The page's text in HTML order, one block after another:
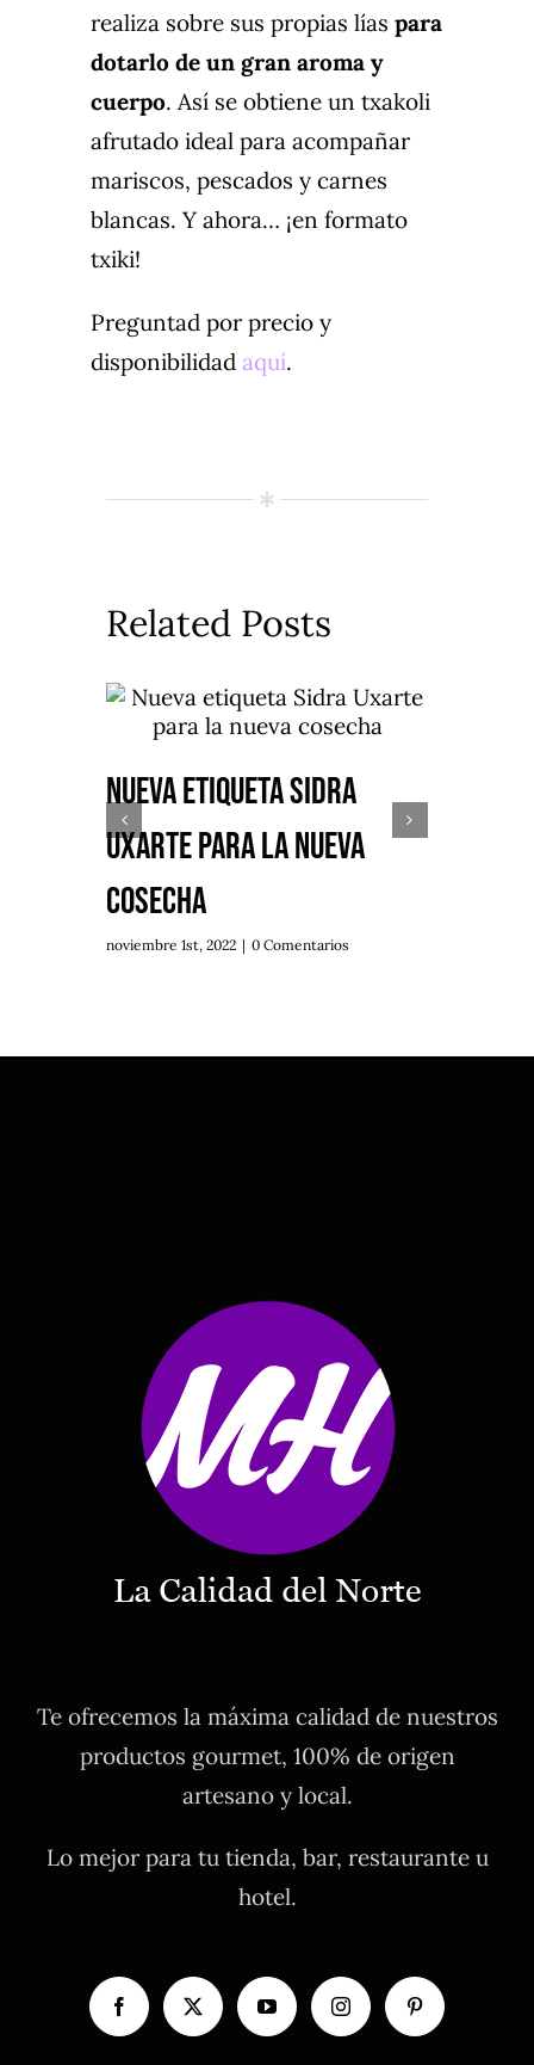
realiza sobre sus propias lías para
dotarlo de un gran aroma y
cuerpo. Así se obtiene un txakoli
afrutado ideal para acompañar
mariscos, pescados y carnes
blancas. Y ahora… ¡en formato
txiki!
Preguntad por precio y
disponibilidad aquí.
Related Posts
Nueva etiqueta Sidra
Uxarte para la nueva
cosecha
noviembre 1st, 2022 | 0 Comentarios
Te ofrecemos la máxima calidad de nuestros
productos gourmet, 100% de origen
artesano y local.
Lo mejor para tu tienda, bar, restaurante u
hotel.